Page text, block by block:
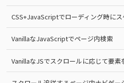
CSS+JavaScriptでローディング時に
VanillaなJavaScriptでページ内検索
VanillaなJSでスクロールに応じて要素